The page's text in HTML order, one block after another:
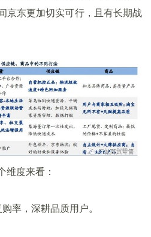
京东更加切实可行，且有长期战
维度来看：
率，深耕品质用户。